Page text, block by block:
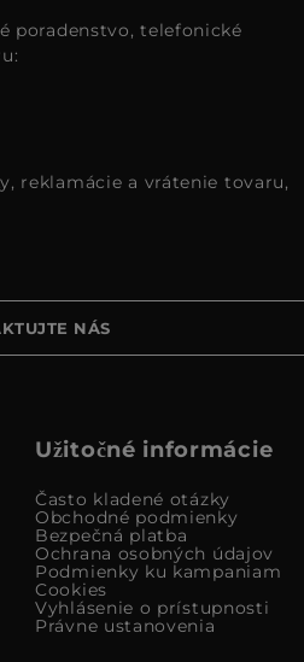
poradenstvo, telefonické
reklamácie a vrátenie tovaru,
NÁS
Užitočné informácie
Často kladené otázky
Obchodné podmienky
Bezpečná platba
Ochrana osobných údajov
Podmienky ku kampaniam
Cookies
Vyhlásenie o prístupnosti
Právne ustanovenia